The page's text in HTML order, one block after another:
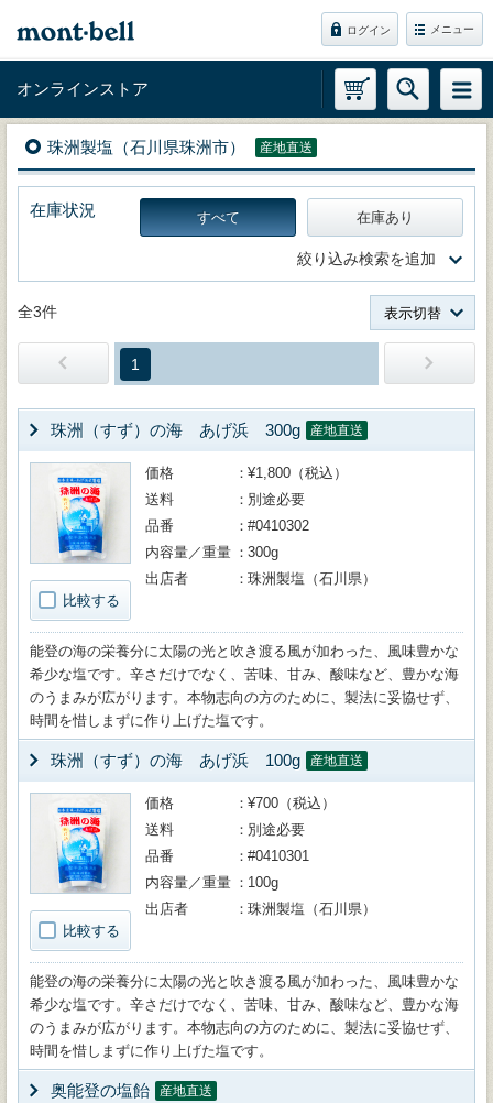
ログイン メニュー
オンラインストア
珠洲製塩（石川県珠洲市） 産地直送
在庫状況 すべて 在庫あり
絞り込み検索を追加
全3件 表示切替
1
珠洲（すず）の海 あげ浜 300g 産地直送
比較する
価格
¥1,800（税込）
送料
別途必要
品番
#0410302
内容量／重量
300g
出店者
珠洲製塩（石川県）
能登の海の栄養分に太陽の光と吹き渡る風が加わった、風味豊かな
希少な塩です。辛さだけでなく、苦味、甘み、酸味など、豊かな海
のうまみが広がります。本物志向の方のために、製法に妥協せず、
時間を惜しまずに作り上げた塩です。
珠洲（すず）の海 あげ浜 100g 産地直送
比較する
価格
¥700（税込）
送料
別途必要
品番
#0410301
内容量／重量
100g
出店者
珠洲製塩（石川県）
能登の海の栄養分に太陽の光と吹き渡る風が加わった、風味豊かな
希少な塩です。辛さだけでなく、苦味、甘み、酸味など、豊かな海
のうまみが広がります。本物志向の方のために、製法に妥協せず、
時間を惜しまずに作り上げた塩です。
奥能登の塩飴 産地直送